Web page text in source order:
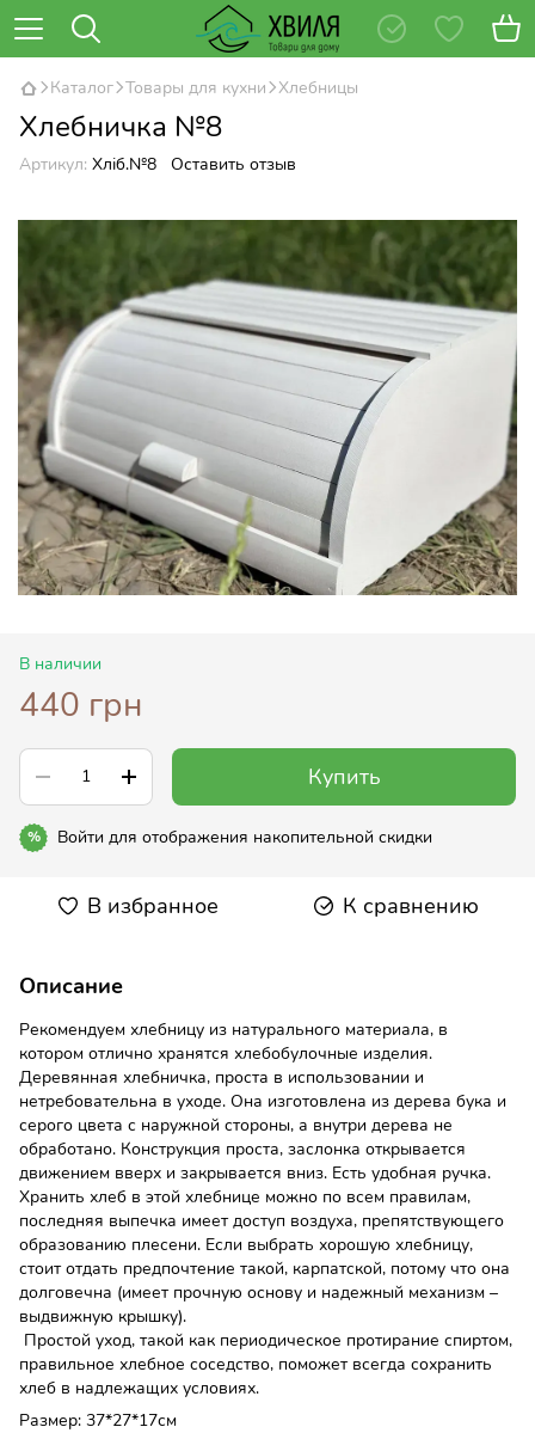
Каталог Товары для кухни Хлебницы
Хлебничка №8
Артикул: Хліб.№8 Оставить отзыв
В наличии
440 грн
Купить
% Войти для отображения накопительной скидки
В избранное К сравнению
Описание
Рекомендуем хлебницу из натурального материала, в
котором отлично хранятся хлебобулочные изделия.
Деревянная хлебничка, проста в использовании и
нетребовательна в уходе. Она изготовлена ​​из дерева бука и
серого цвета с наружной стороны, а внутри дерева не
обработано. Конструкция проста, заслонка открывается
движением вверх и закрывается вниз. Есть удобная ручка.
Хранить хлеб в этой хлебнице можно по всем правилам,
последняя выпечка имеет доступ воздуха, препятствующего
образованию плесени. Если выбрать хорошую хлебницу,
стоит отдать предпочтение такой, карпатской, потому что она
долговечна (имеет прочную основу и надежный механизм –
выдвижную крышку).
Простой уход, такой как периодическое протирание спиртом,
правильное хлебное соседство, поможет всегда сохранить
хлеб в надлежащих условиях.
Размер: 37*27*17см